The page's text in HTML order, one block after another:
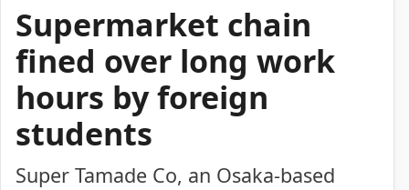
Supermarket chain
fined over long work
hours by foreign
students
Super Tamade Co, an Osaka-based